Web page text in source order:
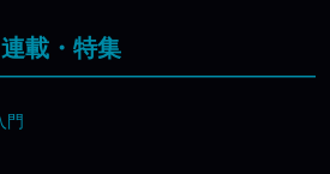
連載・特集